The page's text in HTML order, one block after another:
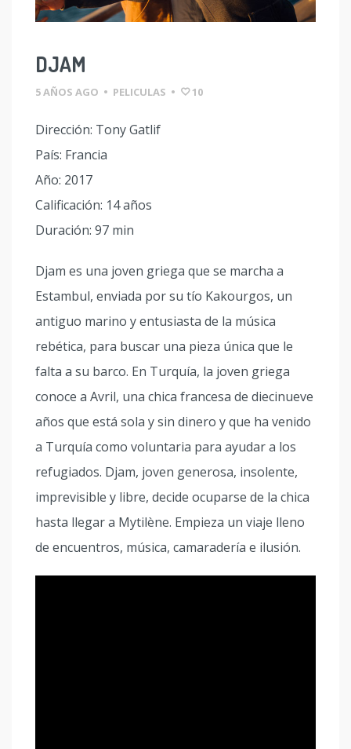
DJAM
5 AÑOS AGO • PELICULAS • 10
Dirección: Tony Gatlif
País: Francia
Año: 2017
Calificación: 14 años
Duración: 97 min
Djam es una joven griega que se marcha a
Estambul, enviada por su tío Kakourgos, un
antiguo marino y entusiasta de la música
rebética, para buscar una pieza única que le
falta a su barco. En Turquía, la joven griega
conoce a Avril, una chica francesa de diecinueve
años que está sola y sin dinero y que ha venido
a Turquía como voluntaria para ayudar a los
refugiados. Djam, joven generosa, insolente,
imprevisible y libre, decide ocuparse de la chica
hasta llegar a Mytilène. Empieza un viaje lleno
de encuentros, música, camaradería e ilusión.